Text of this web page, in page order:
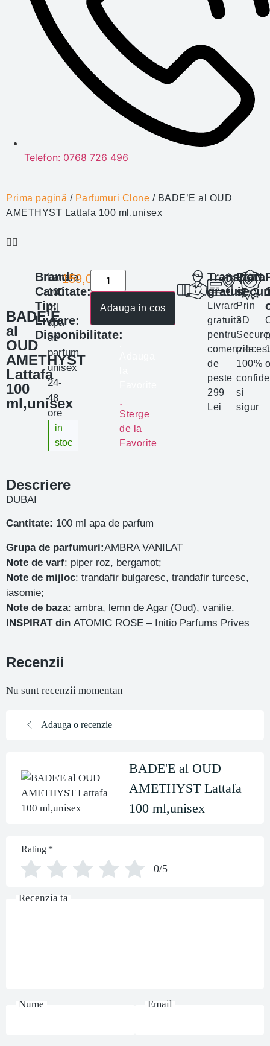
Telefon: 0768 726 496
Prima pagină / Parfumuri Clone / BADE’E al OUD
AMETHYST Lattafa 100 ml,unisex
BADE’E
al
OUD
AMETHYST
Lattafa
100
ml,unisex
Brand:
Cantitate:
Tip:
Livrare:
Disponibilitate:
Lattafa
100
ml
apa
de
parfum
unisex
24-
48
ore
in
stoc
159,00 lei
Adauga in cos
Sterge
de la
Favorite
Transport
gratuit
Livrare
gratuita
pentru
comenzile
de
peste
299
Lei
Plata
Prin
3D
100%
si
sigur
Descriere
DUBAI
Cantitate: 100 ml apa de parfum
Grupa de parfumuri:AMBRA VANILAT
Note de varf: piper roz, bergamot;
Note de mijloc: trandafir bulgaresc, trandafir turcesc,
iasomie;
Note de baza: ambra, lemn de Agar (Oud), vanilie.
INSPIRAT din ATOMIC ROSE – Initio Parfums Prives
Recenzii
Nu sunt recenzii momentan
Adauga o recenzie
BADE'E al OUD
AMETHYST Lattafa
100 ml,unisex
Rating *
0/5
Recenzia ta
Nume Email